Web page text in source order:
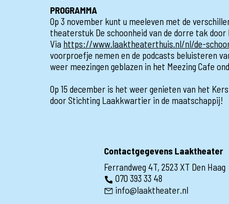
PROGRAMMA
Op 3 november kunt u meeleven met de
theaterstuk De schoonheid van de dorre tak
Via https://www.laaktheaterthuis.nl/nl/de-
voorproefje nemen en de podcasts beluisteren
weer meezingen geblazen in het Meezing Cafe
Op 15 december is het weer genieten van het
door Stichting Laakkwartier in de maatschappij!
Contactgegevens Laaktheater
Ferrandweg 4T, 2523 XT Den Haag
070 393 33 48
info@laaktheater.nl